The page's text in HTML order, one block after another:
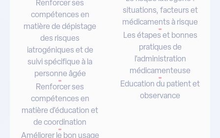
Renforcer ses
compétences en
matière de dépistage
des risques
iatrogéniques et de
suivi spécifique à la
personne âgée
Renforcer ses
compétences en
matière d’éducation et
de coordination
Améliorer le bon usage
situations, facteurs et
médicaments à risque
Les étapes et bonnes
pratiques de
l’administration
médicamenteuse
Education du patient et
observance